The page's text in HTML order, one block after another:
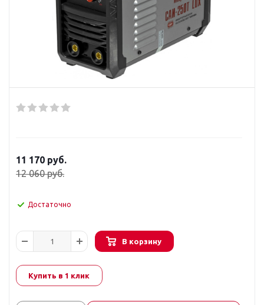
11 170 руб.
12 060руб.
Достаточно
В корзину
Купить в 1 клик